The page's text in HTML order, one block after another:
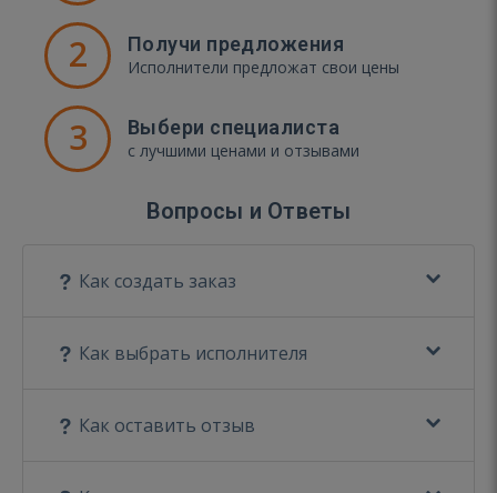
2 Получи предложения
Исполнители предложат свои цены
3 Выбери специалиста
с лучшими ценами и отзывами
Вопросы и Ответы
Как создать заказ
Как выбрать исполнителя
Как оставить отзыв